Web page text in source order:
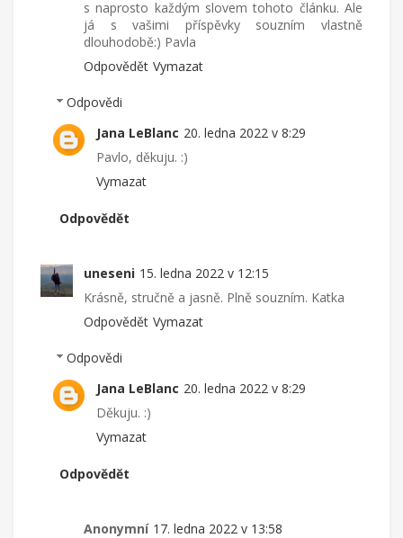
s naprosto každým slovem tohoto článku. Ale
já s vašimi příspěvky souzním vlastně
dlouhodobě:) Pavla
Odpovědět Vymazat
Odpovědi
Jana LeBlanc 20. ledna 2022 v 8:29
Pavlo, děkuju. :)
Vymazat
Odpovědět
uneseni 15. ledna 2022 v 12:15
Krásně, stručně a jasně. Plně souzním. Katka
Odpovědět Vymazat
Odpovědi
Jana LeBlanc 20. ledna 2022 v 8:29
Děkuju. :)
Vymazat
Odpovědět
Anonymní 17. ledna 2022 v 13:58